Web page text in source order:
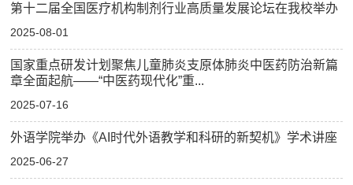
第十二届全国医疗机构制剂行业高质量发展论坛在我校举办
2025-08-01
国家重点研发计划聚焦儿童肺炎支原体肺炎中医药防治新篇
章全面起航——“中医药现代化”重...
2025-07-16
外语学院举办《AI时代外语教学和科研的新契机》学术讲座
2025-06-27